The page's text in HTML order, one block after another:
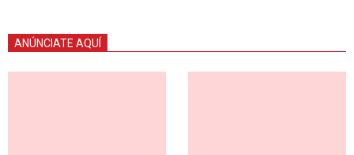
ANÚNCIATE AQUÍ